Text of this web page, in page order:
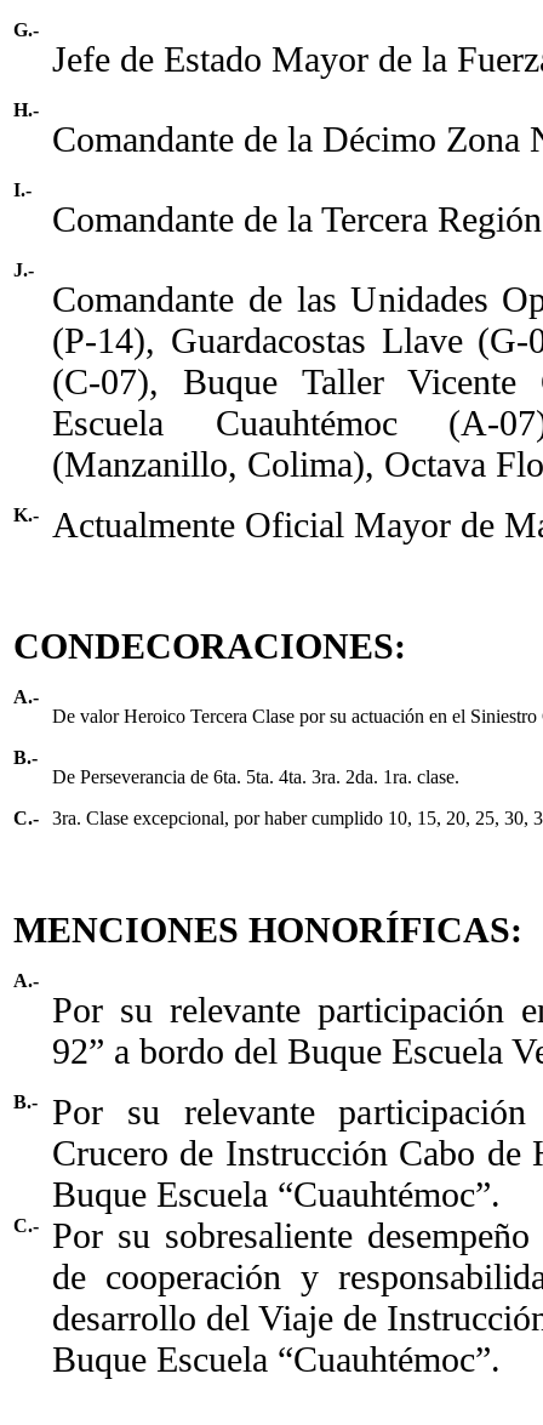
G.-
Jefe de Estado Mayor de la
H.-
Comandante de la Décimo Zona
I.-
Comandante de la Tercera
J.-
Comandante de las Unidades
(P-14), Guardacostas Llave (G-
(C-07), Buque Taller Vicente
Escuela Cuauhtémoc (A-
(Manzanillo, Colima), Octava
K.- Actualmente Oficial Mayor de
CONDECORACIONES:
A.-
De valor Heroico Tercera Clase por su actuación en el
B.-
De Perseverancia de 6ta. 5ta. 4ta. 3ra. 2da. 1ra. clase.
C.-
3ra. Clase excepcional, por haber cumplido 10, 15, 20, 25, 30,
MENCIONES HONORÍFICAS:
A.-
Por su relevante participación
92” a bordo del Buque Escuela
B.-
Por su relevante
Crucero de Instrucción Cabo
Buque Escuela “Cuauhtémoc”.
C.-
Por su sobresaliente
de cooperación y
desarrollo del Viaje de
Buque Escuela “Cuauhtémoc”.